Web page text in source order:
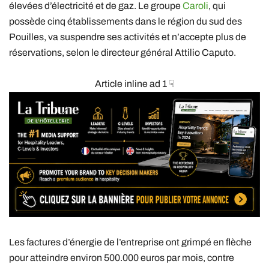
élevées d’électricité et de gaz. Le groupeCaroli, qui
possède cinq établissements dans le région du sud des
Pouilles, va suspendre ses activités et n’accepte plus de
réservations, selon le directeur général Attilio Caputo.
Article inline ad 1 ☟
Les factures d’énergie de l’entreprise ont grimpé en flèche
pour atteindre environ 500.000 euros par mois, contre